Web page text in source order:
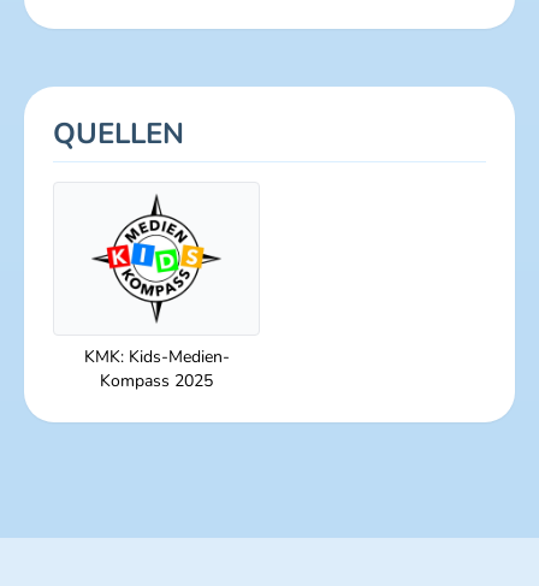
QUELLEN
KMK: Kids-Medien-
Kompass 2025